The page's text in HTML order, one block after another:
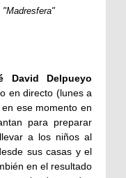
"Madresfera"
David Delpueyo
en directo (lunes a
ese momento en
para preparar
a los niños al
sus casas y el
en el resultado